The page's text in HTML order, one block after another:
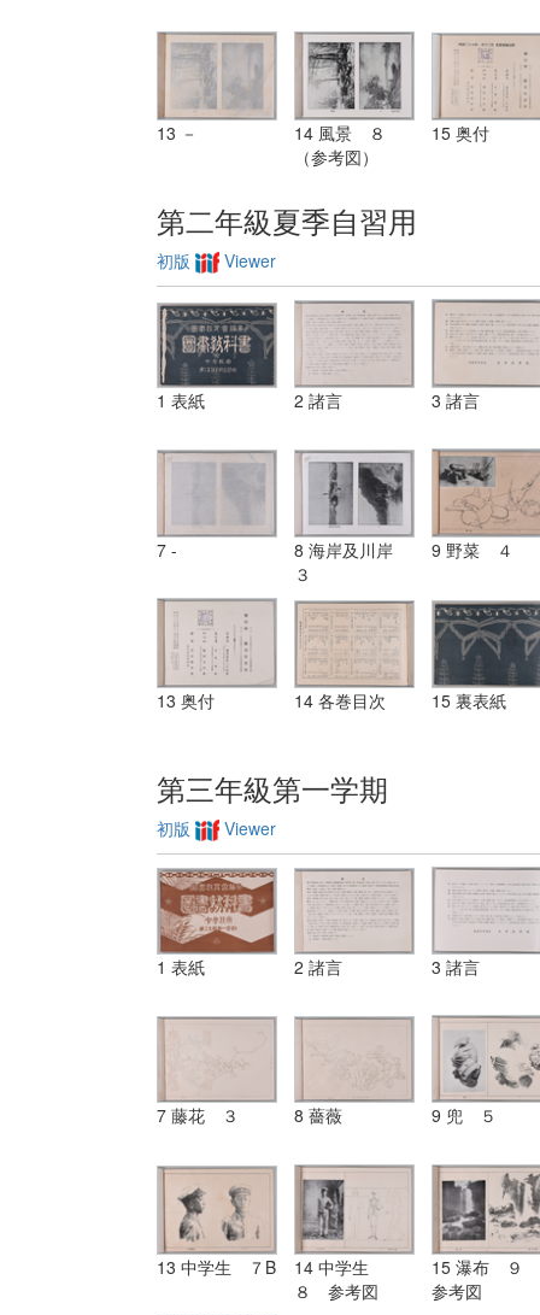
13 －
14 風景 ８
（参考図）
15 奥付
第二年級夏季自習用
初版 Viewer
1 表紙 2 諸言 3 諸言
7 -
8 海岸及川岸
３
9 野菜 ４
13 奥付 14 各巻目次 15 裏表紙
第三年級第一学期
初版 Viewer
1 表紙 2 諸言 3 諸言
7 藤花 ３ 8 薔薇 9 兜 ５
13 中学生 ７B
14 中学生
８ 参考図
15 瀑布 ９
参考図